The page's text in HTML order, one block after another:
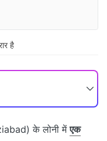
है
के लोनी मेंएक